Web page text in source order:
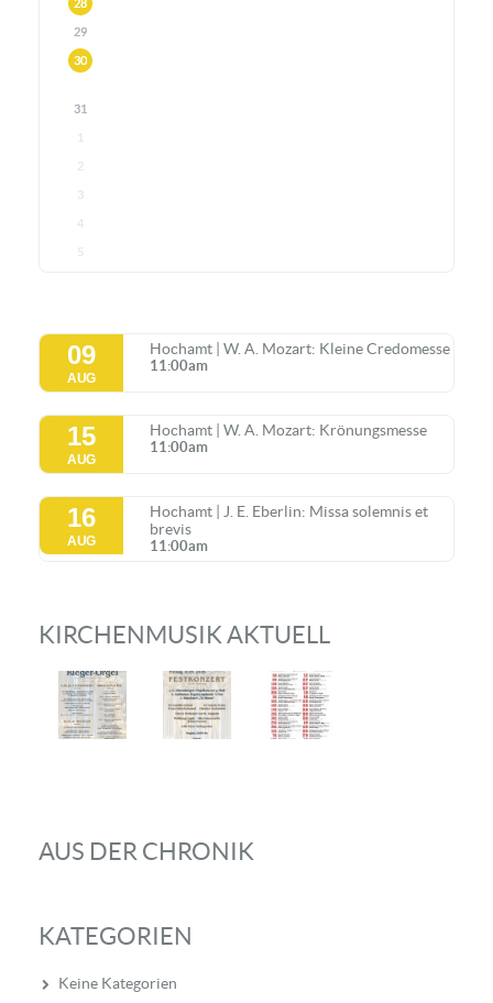
28
29
30
31
1
2
3
4
5
09
AUG
Hochamt | W. A. Mozart: Kleine Credomesse
11:00am
15
AUG
Hochamt | W. A. Mozart: Krönungsmesse
11:00am
16
AUG
Hochamt | J. E. Eberlin: Missa solemnis et
brevis
11:00am
KIRCHENMUSIK AKTUELL
AUS DER CHRONIK
KATEGORIEN
Keine Kategorien